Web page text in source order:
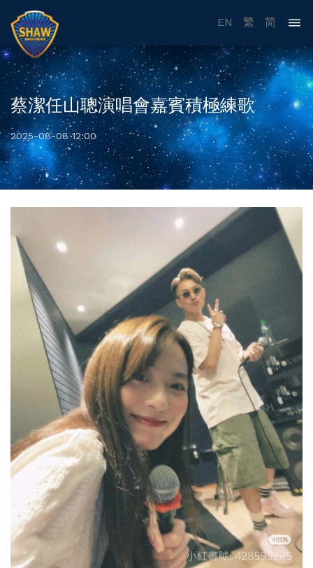
EN 繁 简
蔡潔任山聰演唱會嘉賓積極練歌
2025-08-08 12:00